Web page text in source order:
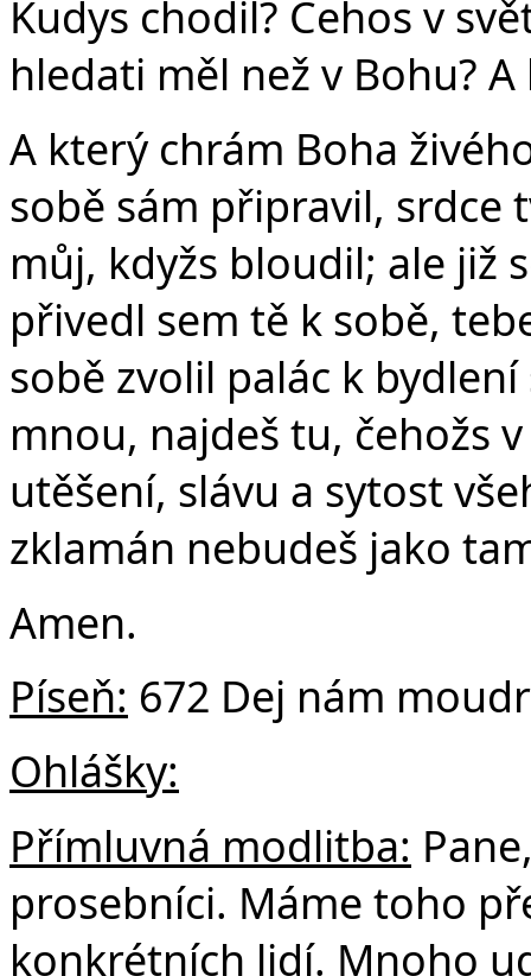
Kudys chodil? Čehos v
hledati měl než v Bohu?
A který chrám Boha
sobě sám připravil, srdce
můj, kdyžs bloudil; ale již
přivedl sem tě k sobě,
sobě zvolil palác k
mnou, najdeš tu, čehožs
utěšení, slávu a sytost
zklamán nebudeš jako
Amen.
Píseň: 672 Dej nám
Ohlášky:
Přímluvná modlitba:
prosebníci. Máme toho
konkrétních lidí. Mnoho